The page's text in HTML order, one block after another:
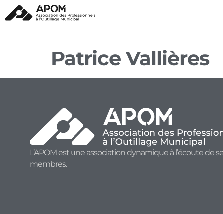
Patrice Vallières
L’APOM est une association dynamique à l’écoute de
membres.